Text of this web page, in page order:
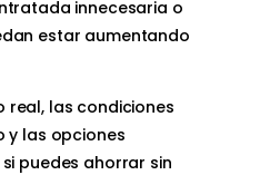
innecesaria o
estar aumentando
real, las condiciones
y las opciones
puedes ahorrar sin